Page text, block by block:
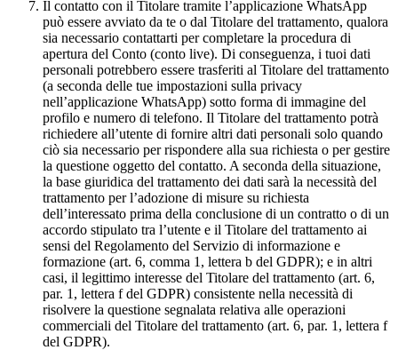
Il contatto con il Titolare tramite l’applicazione WhatsApp
può essere avviato da te o dal Titolare del trattamento, qualora
sia necessario contattarti per completare la procedura di
apertura del Conto (conto live). Di conseguenza, i tuoi dati
personali potrebbero essere trasferiti al Titolare del trattamento
(a seconda delle tue impostazioni sulla privacy
nell’applicazione WhatsApp) sotto forma di immagine del
profilo e numero di telefono. Il Titolare del trattamento potrà
richiedere all’utente di fornire altri dati personali solo quando
ciò sia necessario per rispondere alla sua richiesta o per gestire
la questione oggetto del contatto. A seconda della situazione,
la base giuridica del trattamento dei dati sarà la necessità del
trattamento per l’adozione di misure su richiesta
dell’interessato prima della conclusione di un contratto o di un
accordo stipulato tra l’utente e il Titolare del trattamento ai
sensi del Regolamento del Servizio di informazione e
formazione (art. 6, comma 1, lettera b del GDPR); e in altri
casi, il legittimo interesse del Titolare del trattamento (art. 6,
par. 1, lettera f del GDPR) consistente nella necessità di
risolvere la questione segnalata relativa alle operazioni
commerciali del Titolare del trattamento (art. 6, par. 1, lettera f
del GDPR).